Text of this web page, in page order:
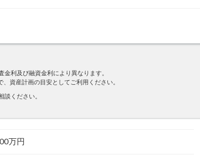
利及び融資金利により異なります。
資産計画の目安としてご利用ください。
談ください。
万円